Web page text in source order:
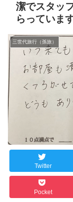
潔でスタッ
らっていま
三世代旅行（孫旅）
Twitter
Pocket